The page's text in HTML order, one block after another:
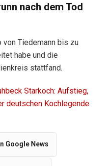
nach dem Tod
Tiedemann bis zu
habe und die
stattfand.
Starkoch: Aufstieg,
deutschen Kochlegende
Google News